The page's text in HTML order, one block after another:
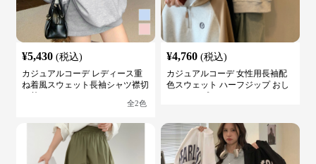
¥5,430 (税込)
カジュアルコーデ レディース重
ね着風スウェット長袖シャツ襟切
全2色
¥4,760 (税込)
カジュアルコーデ 女性用長袖配
色スウェット ハーフジップ おし